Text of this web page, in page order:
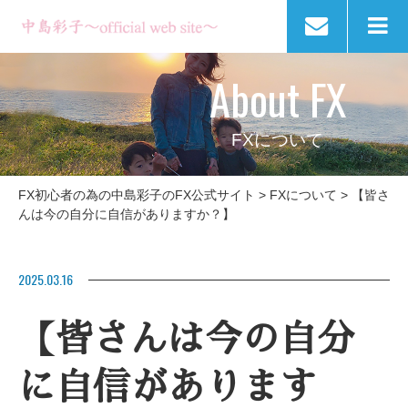
About FX
FXについて
FX初心者の為の中島彩子のFX公式サイト > FXについて >
【皆さ
んは今の自分に自信がありますか？】
2025.03.16
【皆さんは今の自分
に自信があります